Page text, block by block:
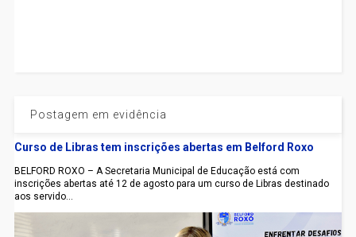
Postagem em evidência
Curso de Libras tem inscrições abertas em Belford Roxo
BELFORD ROXO – A Secretaria Municipal de Educação está com
inscrições abertas até 12 de agosto para um curso de Libras destinado
aos servido...